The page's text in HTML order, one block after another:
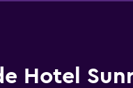
Aire
Hotel